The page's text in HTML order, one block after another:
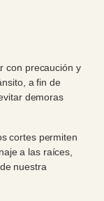
con precaución y
a fin de
demoras
cortes permiten
a las raíces,
nuestra